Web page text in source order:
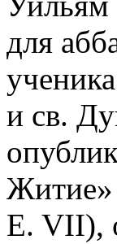
для
и св.
E. VII),